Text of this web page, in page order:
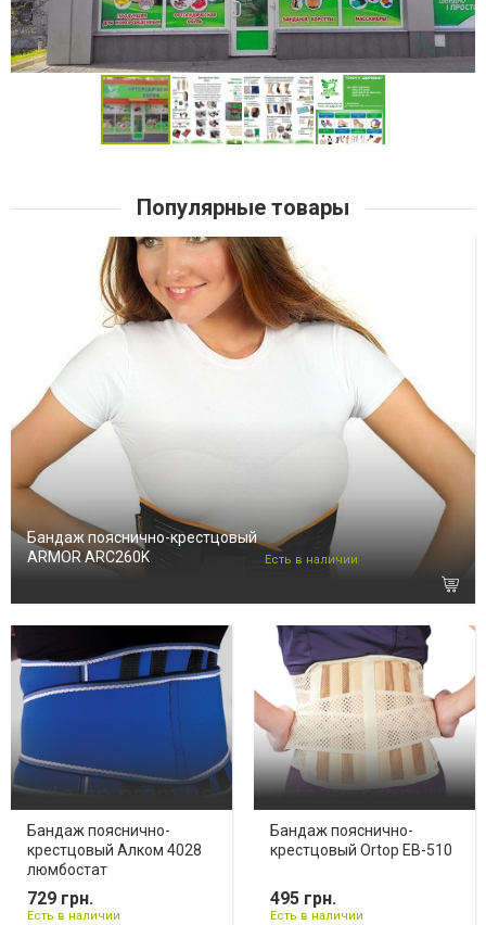
Популярные товары
Бандаж пояснично-крестцовый
ARMOR ARC260K
Есть в наличии
Бандаж пояснично-
крестцовый Алком 4028
люмбостат
729 грн.
Есть в наличии
Бандаж пояснично-
крестцовый Ortop EB-510
495 грн.
Есть в наличии